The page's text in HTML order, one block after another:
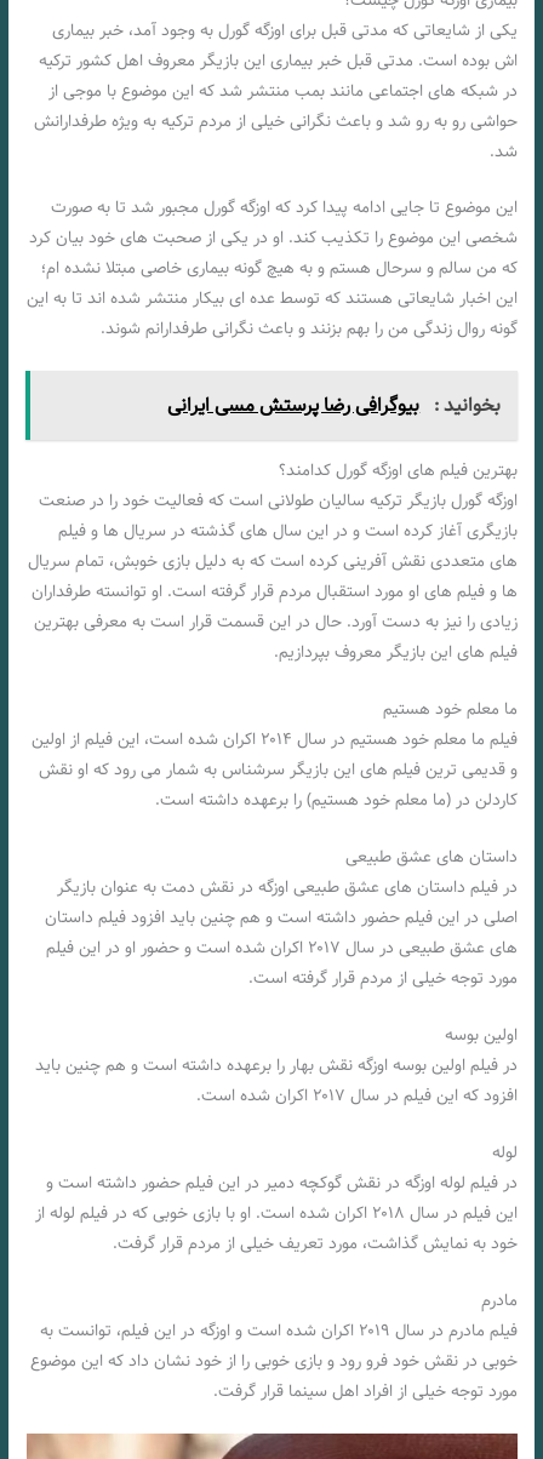
یکی از شایعاتی که مدتی قبل برای اوزگه گورل به وجود آمد، خبر بیماری
اش بوده است. مدتی قبل خبر بیماری این بازیگر معروف اهل کشور ترکیه
در شبکه های اجتماعی مانند بمب منتشر شد که این موضوع با موجی از
حواشی رو به رو شد و باعث نگرانی خیلی از مردم ترکیه به ویژه طرفدارانش
شد.
این موضوع تا جایی ادامه پیدا کرد که اوزگه گورل مجبور شد تا به صورت
شخصی این موضوع را تکذیب کند. او در یکی از صحبت‌ های خود بیان کرد
که من سالم و سرحال هستم و به هیچ‌ گونه بیماری خاصی مبتلا نشده ام؛
این اخبار شایعاتی هستند که توسط عده ای بیکار منتشر شده اند تا به این
گونه روال زندگی من را بهم بزنند و باعث نگرانی طرفدارانم شوند.
بخوانید : بیوگرافی رضا پرستش مسی ایرانی
بهترین فیلم های اوزگه گورل کدامند؟
اوزگه گورل بازیگر ترکیه سالیان طولانی است که فعالیت خود را در صنعت
بازیگری آغاز کرده است و در این سال‌ های گذشته در سریال‌ ها و فیلم‌
های متعددی نقش آفرینی کرده است که به دلیل بازی خوبش، تمام سریال
ها و فیلم های او مورد استقبال مردم قرار گرفته است. او توانسته طرفداران
زیادی را نیز به دست آورد. حال در این قسمت قرار است به معرفی بهترین
فیلم های این بازیگر معروف بپردازیم.
ما معلم خود هستیم
فیلم ما معلم خود هستیم در سال ۲۰۱۴ اکران شده است، این فیلم از اولین
و قدیمی ترین فیلم های این بازیگر سرشناس به شمار می رود که او نقش
کاردلن در (ما معلم خود هستیم) را برعهده داشته است.
داستان‌ های عشق طبیعی
در فیلم داستان‌ های عشق طبیعی اوزگه در نقش دمت به عنوان بازیگر
اصلی در این فیلم حضور داشته است و هم چنین باید افزود فیلم داستان‌
های عشق طبیعی در سال ۲۰۱۷ اکران شده است و حضور او در این فیلم
مورد توجه خیلی از مردم قرار گرفته است.
اولین بوسه
در فیلم اولین بوسه اوزگه نقش بهار را برعهده داشته است و هم چنین باید
افزود که این فیلم در سال ۲۰۱۷ اکران شده است.
لوله
در فیلم لوله اوزگه در نقش گوکچه دمیر در این فیلم حضور داشته است و
این فیلم در سال ۲۰۱۸ اکران شده است. او با بازی خوبی که در فیلم لوله از
خود به نمایش گذاشت، مورد تعریف خیلی از مردم قرار گرفت.
مادرم
فیلم مادرم در سال ۲۰۱۹ اکران شده است و اوزگه در این فیلم، توانست به
خوبی در نقش خود فرو رود و بازی خوبی را از خود نشان داد که این موضوع
مورد توجه خیلی از افراد اهل سینما قرار گرفت.